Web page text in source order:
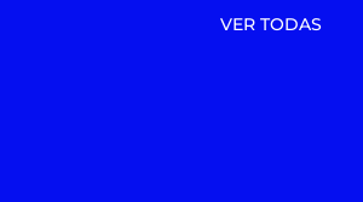
VER TODAS